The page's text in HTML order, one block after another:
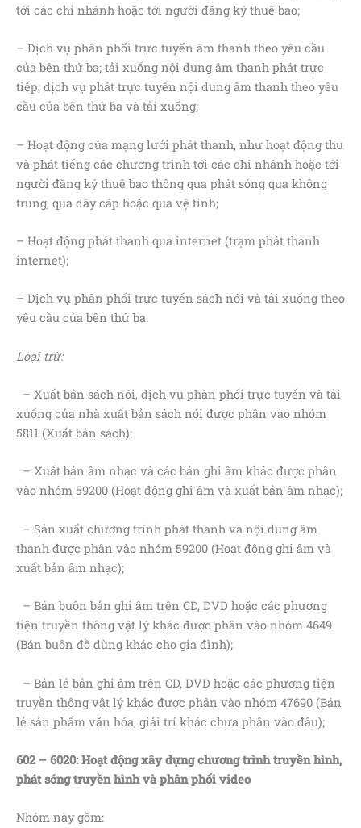
tới các chi nhánh hoặc tới người đăng ký thuê bao;
– Dịch vụ phân phối trực tuyến âm thanh theo yêu cầu
của bên thứ ba; tải xuống nội dung âm thanh phát trực
tiếp; dịch vụ phát trực tuyến nội dung âm thanh theo yêu
cầu của bên thứ ba và tải xuống;
– Hoạt động của mạng lưới phát thanh, như hoạt động thu
và phát tiếng các chương trình tới các chi nhánh hoặc tới
người đăng ký thuê bao thông qua phát sóng qua không
trung, qua dây cáp hoặc qua vệ tinh;
– Hoạt động phát thanh qua internet (trạm phát thanh
internet);
– Dịch vụ phân phối trực tuyến sách nói và tải xuống theo
yêu cầu của bên thứ ba.
Loại trừ:
– Xuất bản sách nói, dịch vụ phân phối trực tuyến và tải
xuống của nhà xuất bản sách nói được phân vào nhóm
5811 (Xuất bản sách);
– Xuất bản âm nhạc và các bản ghi âm khác được phân
vào nhóm 59200 (Hoạt động ghi âm và xuất bản âm nhạc);
– Sản xuất chương trình phát thanh và nội dung âm
thanh được phân vào nhóm 59200 (Hoạt động ghi âm và
xuất bản âm nhạc);
– Bán buôn bản ghi âm trên CD, DVD hoặc các phương
tiện truyền thông vật lý khác được phân vào nhóm 4649
(Bán buôn đồ dùng khác cho gia đình);
– Bản lẻ bản ghi âm trên CD, DVD hoặc các phương tiện
truyền thông vật lý khác được phân vào nhóm 47690 (Bán
lẻ sản phẩm văn hóa, giải trí khác chưa phân vào đâu);
602 – 6020: Hoạt độngxây dựng chương trình truyền hình,
phát sóng truyền hìnhvà phân phối video
Nhóm này gồm: